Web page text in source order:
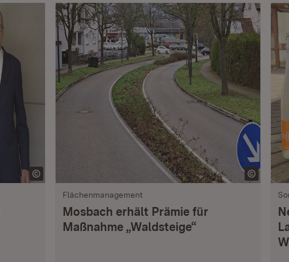
Flächenmanagement
Mosbach erhält Prämie für
Maßnahme „Waldsteige“